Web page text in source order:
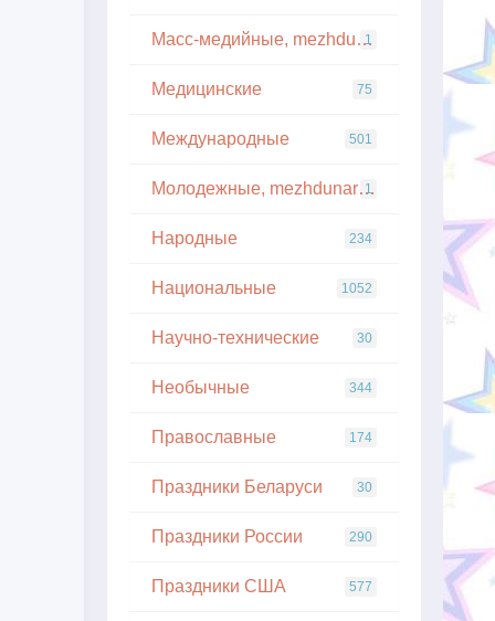
Масс-медийные, mezhdunarodnye
1
Медицинские 75
Международные 501
Молодежные, mezhdunarodnye
1
Народные 234
Национальные 1052
Научно-технические 30
Необычные 344
Православные 174
Праздники Беларуси 30
Праздники России 290
Праздники США 577